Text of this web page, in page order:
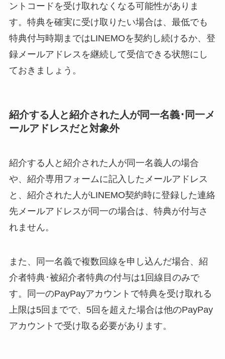
ントコードを受け取れなくなる可能性がありま
す。特典を確実に受け取りたい場合は、最低でも
特典付与時期まではLINEMOを契約し続けるか、登
録メールアドレスを継続して受信できる状態にし
ておきましょう。
紹介する人と紹介された人が同一名義･同一メ
ールアドレスだと対象外
紹介する人と紹介された人が同一名義人の場合
や、紹介専用フォームに記入したメールアドレス
と、紹介された人がLINEMO契約時に登録した連絡
先メールアドレスが同一の場合は、特典が付与さ
れません。
また、同一名義で複数回線を申し込んだ場合、紹
介者特典･被紹介者特典の付与は1回線目のみで
す。同一のPayPayアカウントで特典を受け取れる
上限は5回までで、5回を超えた場合は他のPayPay
アカウントで受け取る必要があります。